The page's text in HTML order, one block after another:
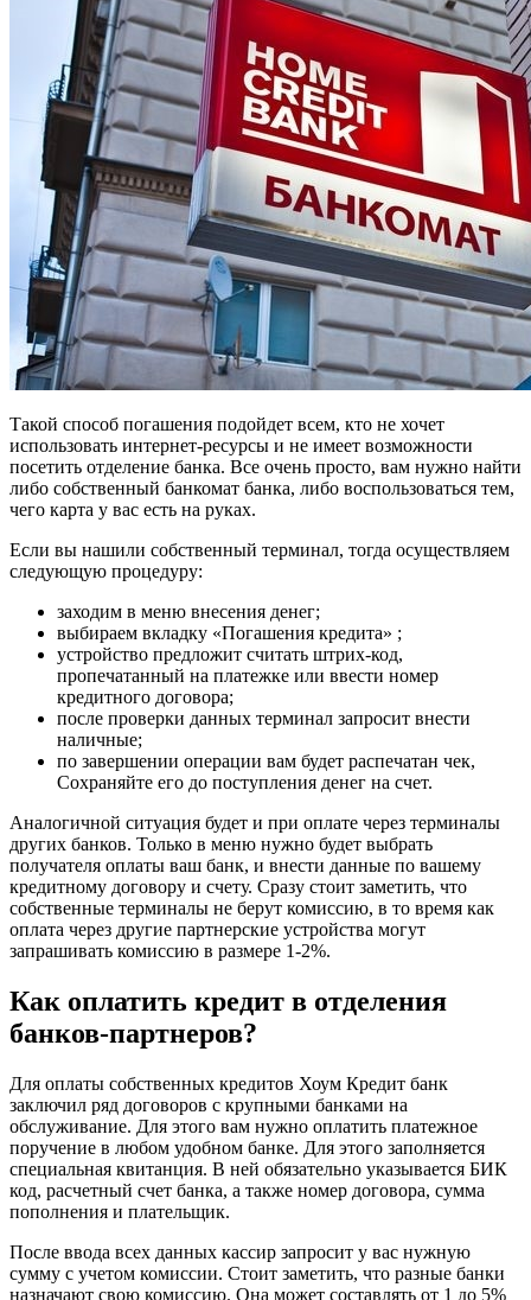
Такой способ погашения подойдет всем, кто не хочет
использовать интернет-ресурсы и не имеет возможности
посетить отделение банка. Все очень просто, вам нужно найти
либо собственный банкомат банка, либо воспользоваться тем,
чего карта у вас есть на руках.
Если вы нашили собственный терминал, тогда осуществляем
следующую процедуру:
заходим в меню внесения денег;
выбираем вкладку «Погашения кредита» ;
устройство предложит считать штрих-код,
пропечатанный на платежке или ввести номер
кредитного договора;
после проверки данных терминал запросит внести
наличные;
по завершении операции вам будет распечатан чек,
Сохраняйте его до поступления денег на счет.
Аналогичной ситуация будет и при оплате через терминалы
других банков. Только в меню нужно будет выбрать
получателя оплаты ваш банк, и внести данные по вашему
кредитному договору и счету. Сразу стоит заметить, что
собственные терминалы не берут комиссию, в то время как
оплата через другие партнерские устройства могут
запрашивать комиссию в размере 1-2%.
Как оплатить кредит в отделения
банков-партнеров?
Для оплаты собственных кредитов Хоум Кредит банк
заключил ряд договоров с крупными банками на
обслуживание. Для этого вам нужно оплатить платежное
поручение в любом удобном банке. Для этого заполняется
специальная квитанция. В ней обязательно указывается БИК
код, расчетный счет банка, а также номер договора, сумма
пополнения и плательщик.
После ввода всех данных кассир запросит у вас нужную
сумму с учетом комиссии. Стоит заметить, что разные банки
назначают свою комиссию. Она может составлять от 1 до 5%